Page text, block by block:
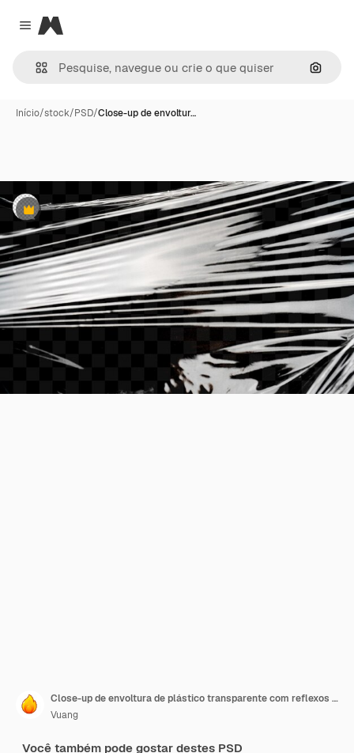
Close menu
Magnific
Início/stock/PSD/Close-up de envoltur…
Premium
Close-up de envoltura de plástico transparente com reflexos e texturas
Vuang
Você também pode gostar destes PSD